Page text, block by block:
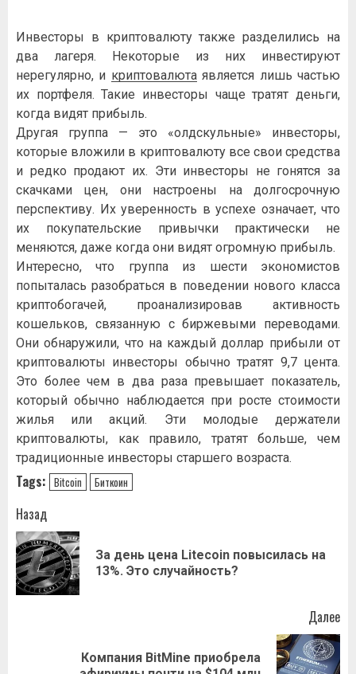
Инвесторы в криптовалюту также разделились на
два лагеря. Некоторые из них инвестируют
нерегулярно, и криптовалютаявляется лишь частью
их портфеля. Такие инвесторы чаще тратят деньги,
когда видят прибыль.
Другая группа — это «олдскульные» инвесторы,
которые вложили в криптовалюту все свои средства
и редко продают их. Эти инвесторы не гонятся за
скачками цен, они настроены на долгосрочную
перспективу. Их уверенность в успехе означает, что
их покупательские привычки практически не
меняются, даже когда они видят огромную прибыль.
Интересно, что группа из шести экономистов
попыталась разобраться в поведении нового класса
криптобогачей, проанализировав активность
кошельков, связанную с биржевыми переводами.
Они обнаружили, что на каждый доллар прибыли от
криптовалюты инвесторы обычно тратят 9,7 цента.
Это более чем в два раза превышает показатель,
который обычно наблюдается при росте стоимости
жилья или акций. Эти молодые держатели
криптовалюты, как правило, тратят больше, чем
традиционные инвесторы старшего возраста.
Tags: Bitcoin Биткоин
Навигация
записи
Назад
За день цена Litecoin повысилась на
13%. Это случайность?
Далее
Компания BitMine приобрела